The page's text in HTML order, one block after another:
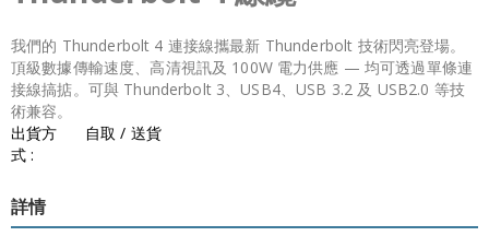
我們的 Thunderbolt 4 連接線攜最新 Thunderbolt 技術閃亮登場。
頂級數據傳輸速度、高清視訊及 100W 電力供應 — 均可透過單條連
接線搞掂。可與 Thunderbolt 3、USB4、USB 3.2 及 USB2.0 等技
術兼容。
出貨方
式 :
自取 / 送貨
詳情